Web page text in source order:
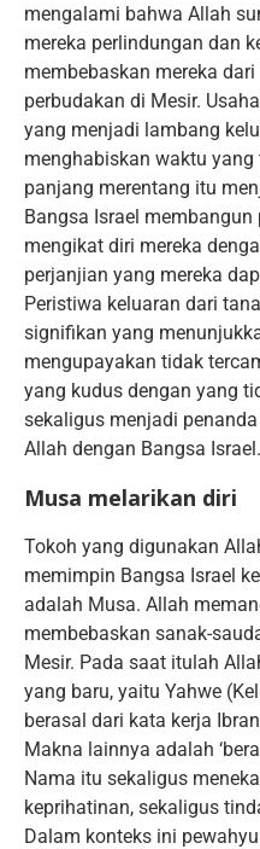
mengalami bahwa Allah
mereka perlindungan dan
membebaskan mereka
perbudakan di Mesir.
yang menjadi lambang
menghabiskan waktu
panjang merentang itu
Bangsa Israel
mengikat diri mereka
perjanjian yang mereka
Peristiwa keluaran dari
signifikan yang
mengupayakan tidak
yang kudus dengan yang
sekaligus menjadi
Allah dengan Bangsa Israel.
Musa melarikan diri
Tokoh yang digunakan
memimpin Bangsa Israel
adalah Musa. Allah
membebaskan sanak-
Mesir. Pada saat itulah
yang baru, yaitu Yahwe
berasal dari kata kerja Ibrani
Makna lainnya adalah
Nama itu sekaligus
keprihatinan, sekaligus
Dalam konteks ini